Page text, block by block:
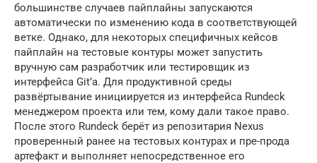
большинстве случаев пайплайны запускаются
автоматически по изменению кода в соответствующей
ветке. Однако, для некоторых специфичных кейсов
пайплайн на тестовые контуры может запустить
вручную сам разработчик или тестировщик из
интерфейса Git’а. Для продуктивной среды
развёртывание инициируется из интерфейса Rundeck
менеджером проекта или тем, кому дали такое право.
После этого Rundeck берёт из репозитария Nexus
проверенный ранее на тестовых контурах и пре-прода
артефакт и выполняет непосредственное его